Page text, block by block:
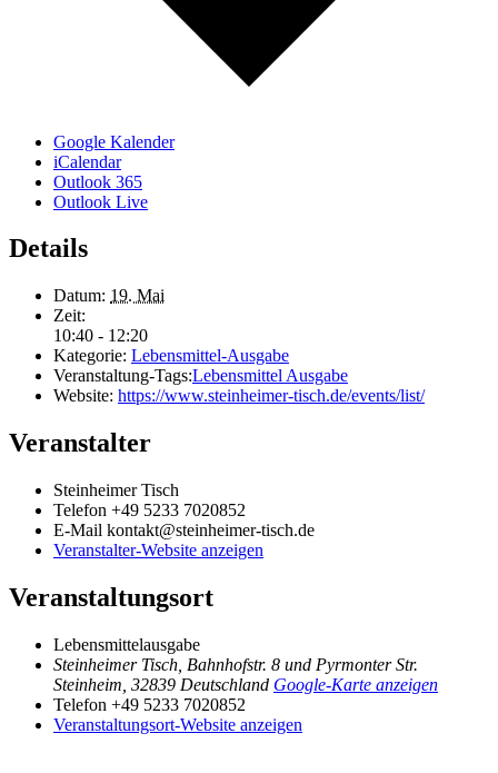
Google Kalender
iCalendar
Outlook 365
Outlook Live
Details
Datum: 19. Mai
Zeit:
10:40 - 12:20
Kategorie: Lebensmittel-Ausgabe
Veranstaltung-Tags:Lebensmittel Ausgabe
Website: https://www.steinheimer-tisch.de/events/list/
Veranstalter
Steinheimer Tisch
Telefon +49 5233 7020852
E-Mail kontakt@steinheimer-tisch.de
Veranstalter-Website anzeigen
Veranstaltungsort
Lebensmittelausgabe
Steinheimer Tisch, Bahnhofstr. 8 und Pyrmonter Str.
Steinheim 32839 Deutschland Google-Karte anzeigen
Telefon +49 5233 7020852
Veranstaltungsort-Website anzeigen